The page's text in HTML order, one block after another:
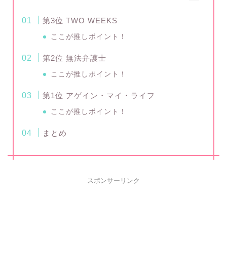
第3位 TWO WEEKS
ここが推しポイント！
第2位 無法弁護士
ここが推しポイント！
第1位 アゲイン・マイ・ライフ
ここが推しポイント！
まとめ
スポンサーリンク